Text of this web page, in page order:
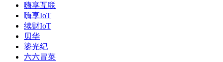
嗨享互联
嗨享IoT
续财IoT
贝华
鎏光纪
六六冒菜